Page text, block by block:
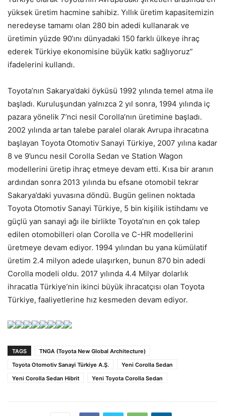
yüksek üretim hacmine sahibiz. Yıllık üretim kapasitemizin
neredeyse tamamı olan 280 bin adedi kullanarak ve
üretimin yüzde 90’ını dünyadaki 150 farklı ülkeye ihraç
ederek Türkiye ekonomisine büyük katkı sağlıyoruz”
ifadelerini kullandı.
Toyota’nın Sakarya’daki öyküsü 1992 yılında temel atma ile
başladı. Kuruluşundan yalnızca 2 yıl sonra, 1994 yılında iç
pazara yönelik 7’nci nesil Corolla’nın üretimine başladı.
2002 yılında artan talebe paralel olarak Avrupa ihracatına
başlayan Toyota Otomotiv Sanayi Türkiye, 2007 yılına kadar
8 ve 9’uncu nesil Corolla Sedan ve Station Wagon
modellerini üretip ihraç etmeye devam etti. Kısa bir aranın
ardından sonra 2013 yılında bu efsane otomobil tekrar
Sakarya’daki yuvasına döndü. Bugün gelinen noktada
Toyota Otomotiv Sanayi Türkiye, 5 bin kişilik istihdamı ve
güçlü yan sanayi ağı ile birlikte Toyota’nın en çok talep
edilen otomobilleri olan Corolla ve C-HR modellerini
üretmeye devam ediyor. 1994 yılından bu yana kümülatif
üretim 2.4 milyon adede ulaşırken, bunun 870 bin adedi
Corolla modeli oldu. 2017 yılında 4.4 Milyar dolarlık
ihracatla Türkiye’nin ikinci büyük ihracatçısı olan Toyota
Türkiye, faaliyetlerine hız kesmeden devam ediyor.
TAGS
TNGA (Toyota New Global Architecture)
Toyota Otomotiv Sanayi Türkiye A.Ş.
Yeni Corolla Sedan
Yeni Corolla Sedan Hibrit
Yeni Toyota Corolla Sedan